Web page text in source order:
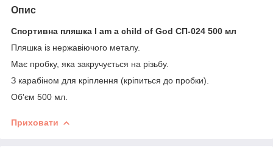
Опис
Спортивна пляшка I am a child of God СП-024 500 мл
Пляшка із нержавіючого металу.
Має пробку, яка закручується на різьбу.
З карабіном для кріплення (кріпиться до пробки).
Об'єм 500 мл.
Приховати